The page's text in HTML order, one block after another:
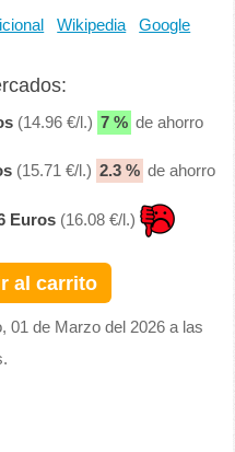
Wikipedia Google
(14.96 €/l.) 7 % de ahorro
(15.71 €/l.) 2.3 % de ahorro
Euros (16.08 €/l.)
al carrito
01 de Marzo del 2026 a las